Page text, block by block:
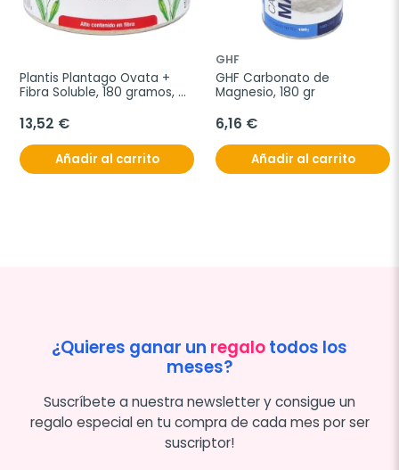
Plantis Plantago Ovata +
Fibra Soluble, 180 gramos,
13,52 €
Añadir al carrito
GHF
GHF Carbonato de
Magnesio, 180 gr
6,16 €
Añadir al carrito
¿Quieres ganar un regalotodos los
meses?
Suscríbete a nuestra newsletter y consigue un
regalo especial en tu compra de cada mes por ser
suscriptor!